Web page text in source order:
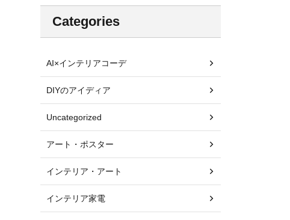
Categories
AI×インテリアコーデ
DIYのアイディア
Uncategorized
アート・ポスター
インテリア・アート
インテリア家電